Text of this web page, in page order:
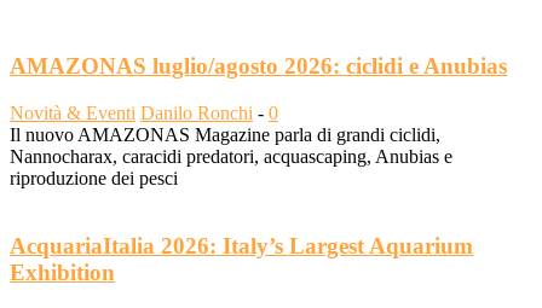
AMAZONAS luglio/agosto 2026: ciclidi e Anubias
Novità & Eventi Danilo Ronchi - 0
Il nuovo AMAZONAS Magazine parla di grandi ciclidi,
Nannocharax, caracidi predatori, acquascaping, Anubias e
riproduzione dei pesci
AcquariaItalia 2026: Italy’s Largest Aquarium
Exhibition